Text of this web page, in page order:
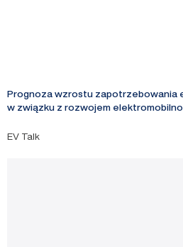
Prognoza wzrostu zapotrzebowania
w związku z rozwojem
EV Talk